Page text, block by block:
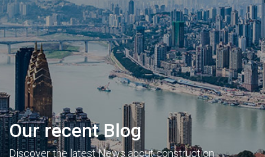
Our recent Blog
Discover the latest News about construction